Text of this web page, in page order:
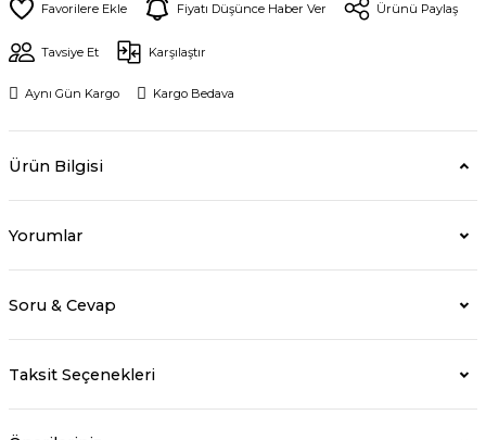
Fiyatı Düşünce Haber Ver Ürünü Paylaş
Tavsiye Et Karşılaştır
Aynı Gün Kargo Kargo Bedava
Ürün Bilgisi
Yorumlar
Soru & Cevap
Taksit Seçenekleri